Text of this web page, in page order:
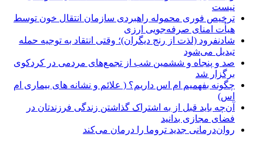
نیست
ترخیص فوری محموله راهبردی سازمان انتقال خون توسط
هیأت امنای صرفه‌جویی ارزی
شادنفرود (لذت از رنج دیگران)؛ وقتی انتقاد به توجیه حمله
تبدیل می‌شود
صد و پنجاه‌ و ششمین شب از تجمع‌های مردمی در کردکوی
برگزار شد
چگونه بفهمیم ام اس داریم؟ ( علائم و نشانه های بیماری ام
اس)
آن‌چه باید قبل از به اشتراک گذاشتن زندگی فرزندتان در
فضای مجازی بدانید
روان‌درمانی جدید تروما را درمان می‌کند